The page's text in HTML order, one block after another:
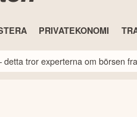
PRIVATEKONOMI
detta tror experterna om börsen